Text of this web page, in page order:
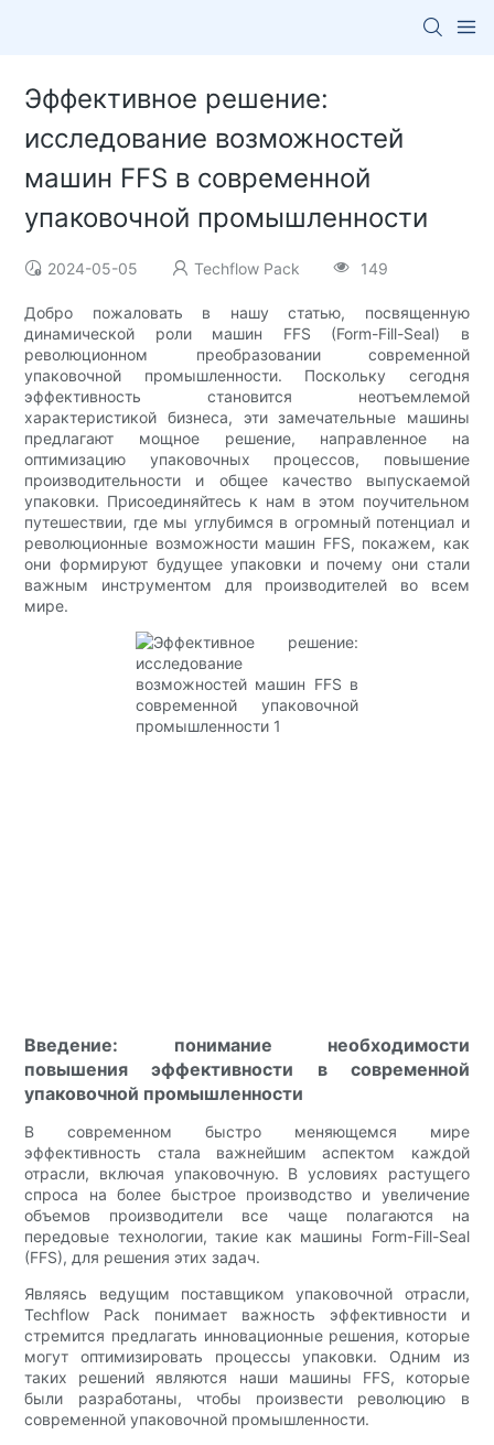
Эффективное решение:
исследование возможностей
машин FFS в современной
упаковочной промышленности
2024-05-05 Techflow Pack 149
Добро пожаловать в нашу статью, посвященную
динамической роли машин FFS (Form-Fill-Seal) в
революционном преобразовании современной
упаковочной промышленности. Поскольку сегодня
эффективность становится неотъемлемой
характеристикой бизнеса, эти замечательные машины
предлагают мощное решение, направленное на
оптимизацию упаковочных процессов, повышение
производительности и общее качество выпускаемой
упаковки. Присоединяйтесь к нам в этом поучительном
путешествии, где мы углубимся в огромный потенциал и
революционные возможности машин FFS, покажем, как
они формируют будущее упаковки и почему они стали
важным инструментом для производителей во всем
мире.
Введение: понимание необходимости
повышения эффективности в современной
упаковочной промышленности
В современном быстро меняющемся мире
эффективность стала важнейшим аспектом каждой
отрасли, включая упаковочную. В условиях растущего
спроса на более быстрое производство и увеличение
объемов производители все чаще полагаются на
передовые технологии, такие как машины Form-Fill-Seal
(FFS), для решения этих задач.
Являясь ведущим поставщиком упаковочной отрасли,
Techflow Pack понимает важность эффективности и
стремится предлагать инновационные решения, которые
могут оптимизировать процессы упаковки. Одним из
таких решений являются наши машины FFS, которые
были разработаны, чтобы произвести революцию в
современной упаковочной промышленности.